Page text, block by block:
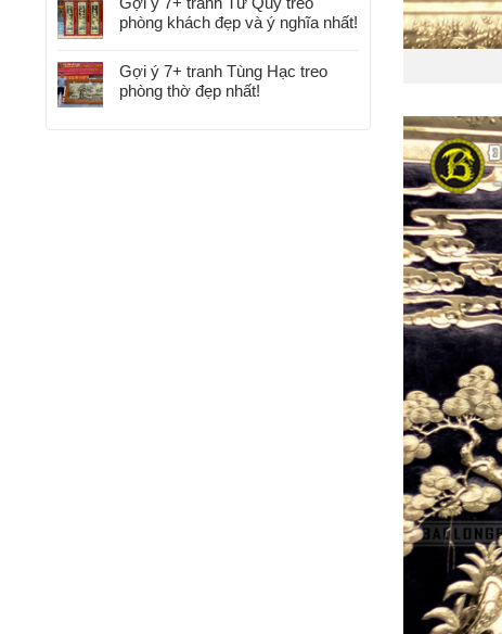
phòng khách đẹp và ý nghĩa nhất!
Gợi ý 7+ tranh Tùng Hạc treo
phòng thờ đẹp nhất!